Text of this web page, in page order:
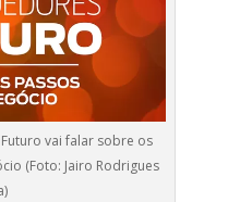
vai falar sobre os
(Foto: Jairo Rodrigues